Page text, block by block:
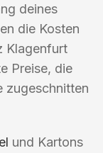
deines
die Kosten
Klagenfurt
Preise, die
zugeschnitten
und Kartons